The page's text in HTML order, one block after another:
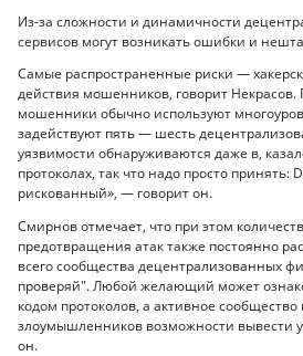
Из-за сложности и динамичности
сервисов могут возникать ошибки и
Самые распространенные риски —
действия мошенников, говорит Некрасов.
мошенники обычно используют
задействуют пять — шесть
уязвимости обнаруживаются даже в,
протоколах, так что надо просто принять:
рискованный», — говорит он.
Смирнов отмечает, что при этом
предотвращения атак также постоянно
всего сообщества децентрализованных
проверяй". Любой желающий может
кодом протоколов, а активное
злоумышленников возможности вывести
он.